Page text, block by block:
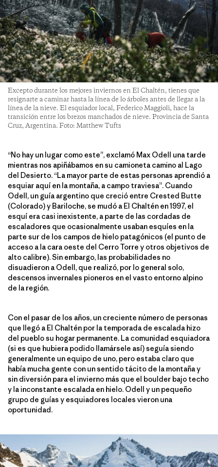
Excepto durante los mejores inviernos en El Chaltén, tienes que
resignarte a caminar hasta la línea de lo árboles antes de llegar a la
línea de la nieve. El esquiador local, Federico Maggioli, hace la
transición entre los brezos manchados de nieve. Provincia de Santa
Cruz, Argentina. Foto: Matthew Tufts
“No hay un lugar como este”, exclamó Max Odell una tarde
mientras nos apiñábamos en su camioneta camino al Lago
del Desierto. “La mayor parte de estas personas aprendió a
esquiar aquí en la montaña, a campo traviesa”. Cuando
Odell, un guía argentino que creció entre Crested Butte
(Colorado) y Bariloche, se mudó a El Chaltén en 1997, el
esquí era casi inexistente, a parte de las cordadas de
escaladores que ocasionalmente usaban esquíes en la
parte sur de los campos de hielo patagónicos (el punto de
acceso a la cara oeste del Cerro Torre y otros objetivos de
alto calibre). Sin embargo, las probabilidades no
disuadieron a Odell, que realizó, por lo general solo,
descensos invernales pioneros en el vasto entorno alpino
de la región.
Con el pasar de los años, un creciente número de personas
que llegó a El Chaltén por la temporada de escalada hizo
del pueblo su hogar permanente. La comunidad esquiadora
(si es que hubiera podido llamársele así) seguía siendo
generalmente un equipo de uno, pero estaba claro que
había mucha gente con un sentido tácito de la montaña y
sin diversión para el invierno más que el boulder bajo techo
y la inconstante escalada en hielo. Odell y un pequeño
grupo de guías y esquiadores locales vieron una
oportunidad.